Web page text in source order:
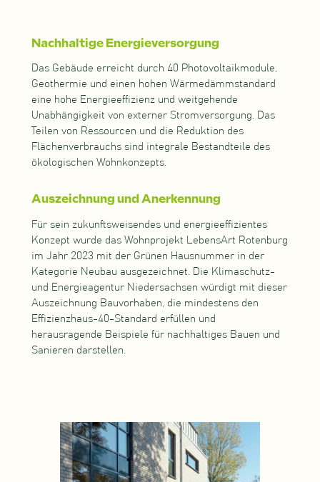
Nachhaltige Energieversorgung
Das Gebäude erreicht durch 40 Photovoltaikmodule,
Geothermie und einen hohen Wärmedämmstandard
eine hohe Energieeffizienz und weitgehende
Unabhängigkeit von externer Stromversorgung. Das
Teilen von Ressourcen und die Reduktion des
Flächenverbrauchs sind integrale Bestandteile des
ökologischen Wohnkonzepts.
Auszeichnung und Anerkennung
Für sein zukunftsweisendes und energieeffizientes
Konzept wurde das Wohnprojekt LebensArt Rotenburg
im Jahr 2023 mit der Grünen Hausnummer in der
Kategorie Neubau ausgezeichnet. Die Klimaschutz-
und Energieagentur Niedersachsen würdigt mit dieser
Auszeichnung Bauvorhaben, die mindestens den
Effizienzhaus-40-Standard erfüllen und
herausragende Beispiele für nachhaltiges Bauen und
Sanieren darstellen.